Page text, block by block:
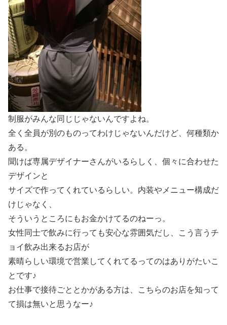
制服がみんな同じじゃないんですよね。
全く全員が別のものってわけじゃないんだけど、何種類か
ある。
聞けば専属デザイナーさんがいるらしく、個々に合わせた
デザインと
サイズで作ってくれているらしい。内装やメニュー構成だ
けじゃなく、
そういうところにもお金かけてるのねーっ。
女性同士で飲みに行っても安心な雰囲気だし、こう言うチ
ョイ飲み出来るお店が
素晴らしい環境で営業してくれてるってのはありがたいこ
とです♪
お仕事で接待ごととかがある方は、こちらのお店を知って
て損は無いと思うなー♪